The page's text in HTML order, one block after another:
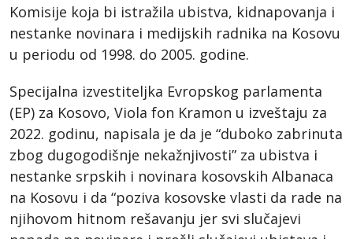
Komisije koja bi istražila ubistva, kidnapovanja i
nestanke novinara i medijskih radnika na Kosovu
u periodu od 1998. do 2005. godine.
Specijalna izvestiteljka Evropskog parlamenta
(EP) za Kosovo, Viola fon Kramon u izveštaju za
2022. godinu, napisala je da je “duboko zabrinuta
zbog dugogodišnje nekažnjivosti” za ubistva i
nestanke srpskih i novinara kosovskih Albanaca
na Kosovu i da “poziva kosovske vlasti da rade na
njihovom hitnom rešavanju jer svi slučajevi